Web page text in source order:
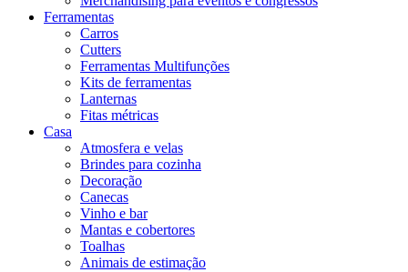
Ferramentas
Carros
Cutters
Ferramentas Multifunções
Kits de ferramentas
Lanternas
Fitas métricas
Casa
Atmosfera e velas
Brindes para cozinha
Decoração
Canecas
Vinho e bar
Mantas e cobertores
Toalhas
Animais de estimação